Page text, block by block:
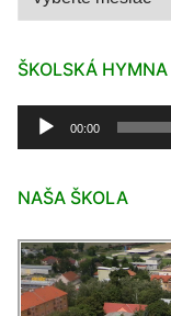
ŠKOLSKÁ HYMNA
Audio
prehrávač
00:00
NAŠA ŠKOLA